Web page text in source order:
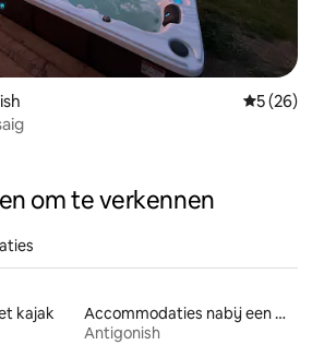
5 (26)
om te verkennen
kajak
Accommodaties nabij een meer
Antigonish